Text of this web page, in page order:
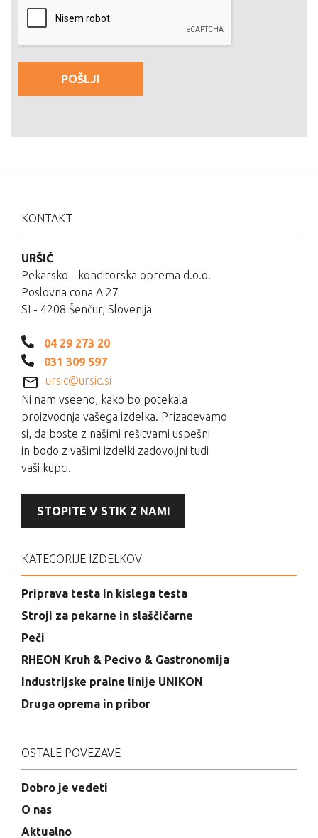
KONTAKT
URŠIČ
Pekarsko - konditorska oprema d.o.o.
Poslovna cona A 27
SI - 4208 Šenčur, Slovenija
04 29 273 20
031 309 597
ursic@ursic.si
Ni nam vseeno, kako bo potekala
proizvodnja vašega izdelka. Prizadevamo
si, da boste z našimi rešitvami uspešni
in bodo z vašimi izdelki zadovoljni tudi
vaši kupci.
STOPITE V STIK Z NAMI
KATEGORIJE IZDELKOV
Priprava testa in kislega testa
Stroji za pekarne in slaščičarne
Peči
RHEON Kruh & Pecivo & Gastronomija
Industrijske pralne linije UNIKON
Druga oprema in pribor
OSTALE POVEZAVE
Dobro je vedeti
O nas
Aktualno